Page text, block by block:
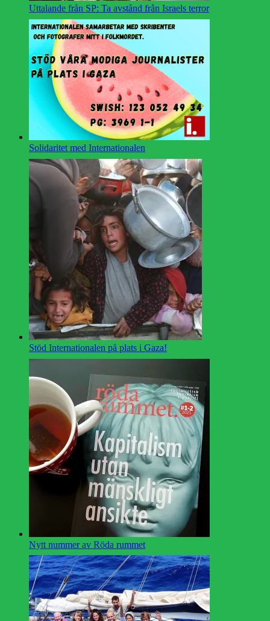
Uttalande från SP: Ta avstånd från Israels terror
Solidaritet med Internationalen
Stöd Internationalen på plats i Gaza!
Nytt nummer av Röda rummet